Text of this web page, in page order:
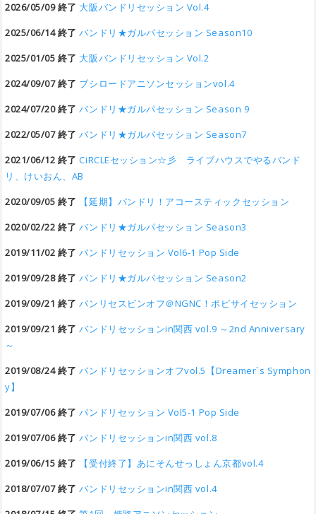
2026/05/09 終了 大阪バンドリセッション Vol.4
2025/06/14 終了 バンドリ★ガルパセッション Season10
2025/01/05 終了 大阪バンドリセッション Vol.2
2024/09/07 終了 ブシロードアニソンセッションvol.4
2024/07/20 終了 バンドリ★ガルパセッション Season 9
2022/05/07 終了 バンドリ★ガルパセッション Season7
2021/06/12 終了 CiRCLEセッション☆彡 ライブハウスでやるバンド
リ、けいおん、AB
2020/09/05 終了
【延期】バンドリ！アコースティックセッション
2020/02/22 終了 バンドリ★ガルパセッション Season3
2019/11/02 終了 バンドリセッション Vol6-1 Pop Side
2019/09/28 終了 バンドリ★ガルパセッション Season2
2019/09/21 終了 バンリセスピンオフ＠NGNC！ポピサイセッション
2019/09/21 終了 バンドリセッションin関西 vol.9 ～2nd Anniversary
～
2019/08/24 終了 バンドリセッションオフvol.5【Dreamer`s Symphon
y】
2019/07/06 終了 バンドリセッション Vol5-1 Pop Side
2019/07/06 終了 バンドリセッションin関西 vol.8
2019/06/15 終了
【受付終了】あにそんせっしょん京都vol.4
2018/07/07 終了 バンドリセッションin関西 vol.4